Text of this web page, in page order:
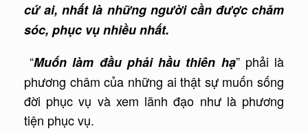
cứ ai, nhất là những người cần được chăm
sóc, phục vụ nhiều nhất.
“Muốn làm đầu phải hầu thiên hạ” phải là
phương châm của những ai thật sự muốn sống
đời phục vụ và xem lãnh đạo như là phương
tiện phục vụ.